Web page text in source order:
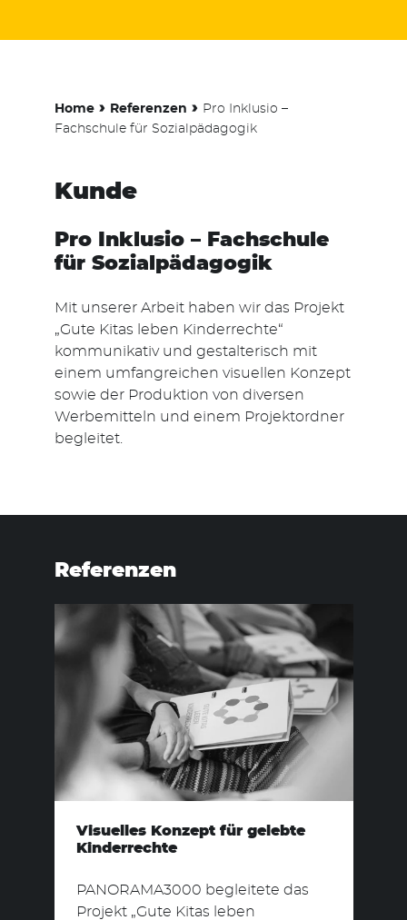
Suchen
-
Home› Referenzen › Pro Inklusio –
Fachschule für Sozialpädagogik
Kunde
Pro Inklusio – Fachschule
für Sozialpädagogik
Mit unserer Arbeit haben wir das Projekt
„Gute Kitas leben Kinderrechte“
kommunikativ und gestalterisch mit
einem umfangreichen visuellen Konzept
sowie der Produktion von diversen
Werbemitteln und einem Projektordner
begleitet.
Referenzen
Visuelles Konzept für gelebte
Kinderrechte
PANORAMA3000 begleitete das
Projekt „Gute Kitas leben